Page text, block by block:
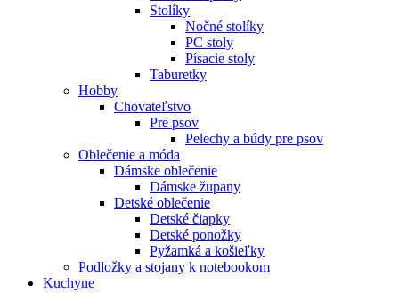
Stolíky
Nočné stolíky
PC stoly
Písacie stoly
Taburetky
Hobby
Chovateľstvo
Pre psov
Pelechy a búdy pre psov
Oblečenie a móda
Dámske oblečenie
Dámske župany
Detské oblečenie
Detské čiapky
Detské ponožky
Pyžamká a košieľky
Podložky a stojany k notebookom
Kuchyne